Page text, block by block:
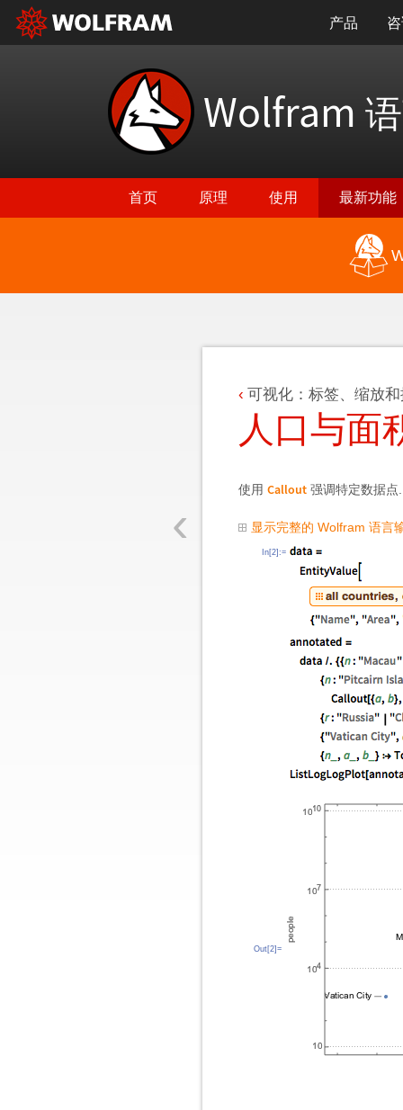
产品
Wolfram
首页 原理 使用 最新功能
‹
可视化：标签、缩放
人口与面
使用 Callout 强调特定数据点.
显示完整的 Wolfram 语言
In[2]:=
Out[2]=